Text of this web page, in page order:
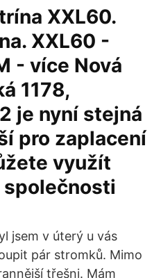
XXL60.
XXL60 -
- více Nová
1178,
je nyní stejná
pro zaplacení
využít
jsem v úterý u vás
pár stromků. Mimo
třešni. Mám